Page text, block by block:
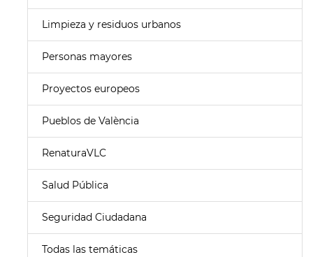
Limpieza y residuos urbanos
Personas mayores
Proyectos europeos
Pueblos de València
RenaturaVLC
Salud Pública
Seguridad Ciudadana
Todas las temáticas